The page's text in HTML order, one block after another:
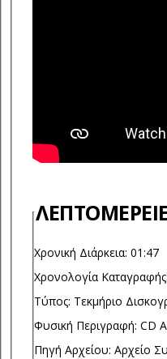
Χρονική Διάρκεια: 01:47
Χρονολογία Καταγραφής:
Τύπος: Τεκμήριο
Φυσική Περιγραφή: CD
Πηγή Αρχείου: Αρχείο